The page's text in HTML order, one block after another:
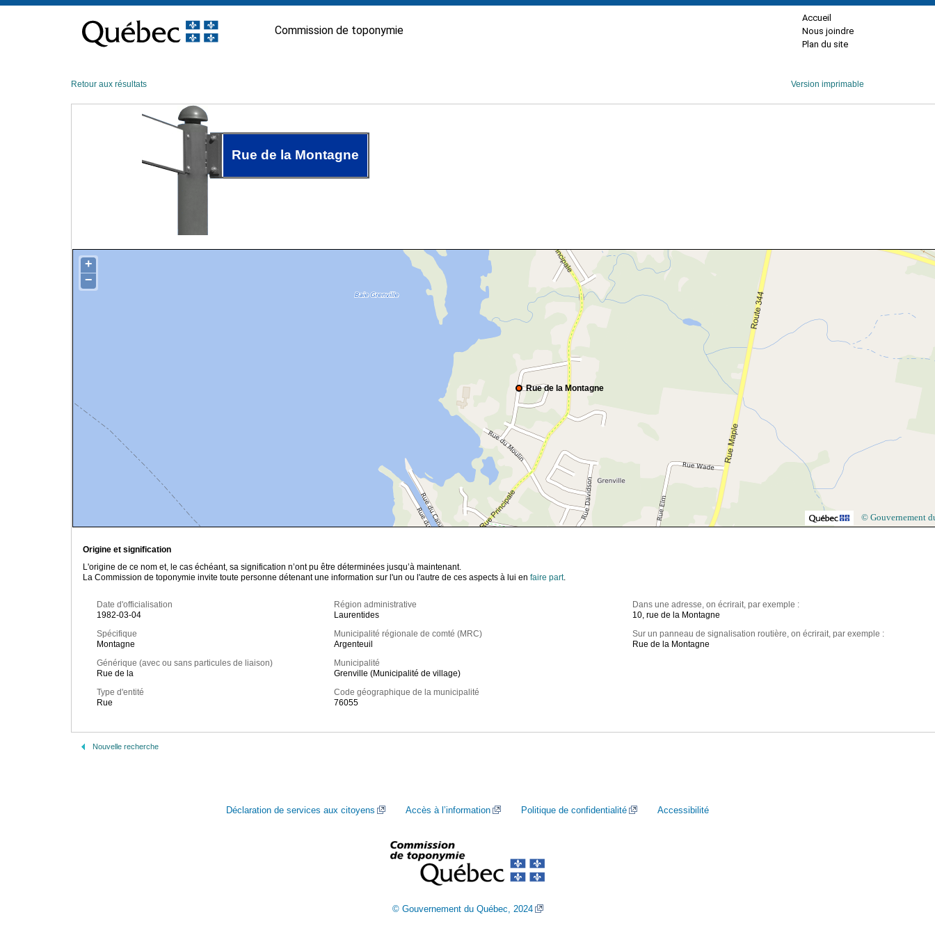
contenu
Commission de toponymie
Accueil
Nous joindre
Plan du site
Retour aux résultats Version imprimable
Rue de la Montagne
Rue de la Montagne
+
−
© Gouvernement
Origine et signification
L'origine de ce nom et, le cas échéant, sa signification n’ont pu être déterminées jusqu’à maintenant.
La Commission de toponymie invite toute personne détenant une information sur l'un ou l'autre de ces aspects à lui en faire part.
Date d'officialisation
1982-03-04
Spécifique
Montagne
Générique (avec ou sans particules de liaison)
Rue de la
Type d'entité
Rue
Région administrative
Laurentides
Municipalité régionale de comté (MRC)
Argenteuil
Municipalité
Grenville (Municipalité de village)
Code géographique de la municipalité
76055
Dans une adresse, on écrirait, par exemple :
10, rue de la Montagne
Sur un panneau de signalisation routière, on écrirait, par exemple :
Rue de la Montagne
Nouvelle recherche
Déclaration de services aux citoyens Accès à l’information Politique de confidentialité Accessibilité
© Gouvernement du Québec, 2024